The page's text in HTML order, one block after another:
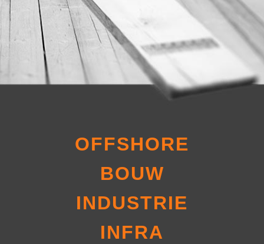
OFFSHORE
BOUW
INDUSTRIE
INFRA